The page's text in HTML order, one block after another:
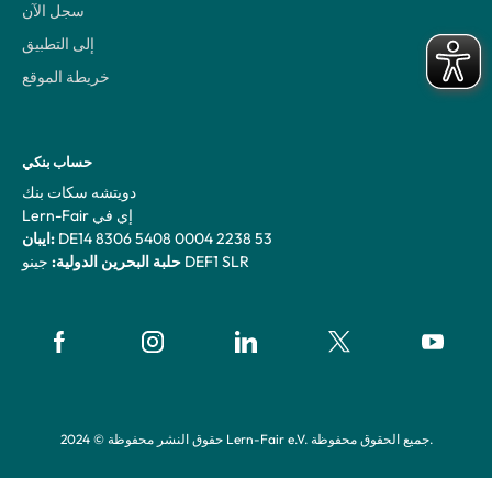
سجل الآن
إلى التطبيق
خريطة الموقع
حساب بنكي
دويتشه سكات بنك
Lern-Fair إي في
ايبان: DE14 8306 5408 0004 2238 53
حلبة البحرين الدولية: جينو DEF1 SLR
حقوق النشر محفوظة © 2024 Lern-Fair e.V. جميع الحقوق محفوظة.